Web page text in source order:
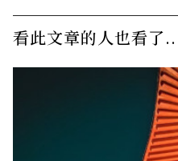
看此文章的人也看了..